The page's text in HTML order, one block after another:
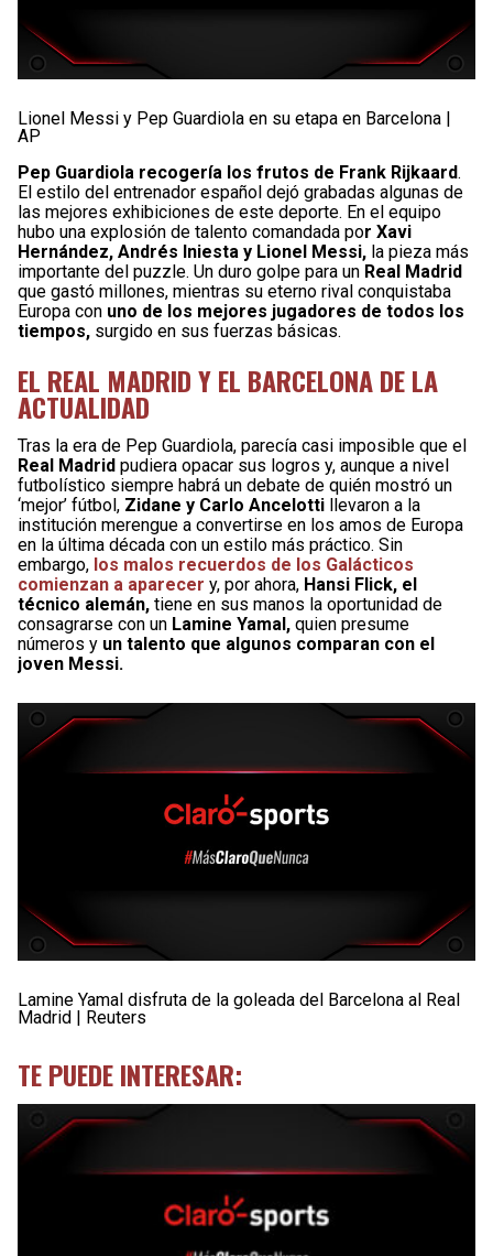
Lionel Messi y Pep Guardiola en su etapa en Barcelona |
AP
Pep Guardiola recogería los frutos de Frank Rijkaard.
El estilo del entrenador español dejó grabadas algunas de
las mejores exhibiciones de este deporte. En el equipo
hubo una explosión de talento comandada por Xavi
Hernández, Andrés Iniesta y Lionel Messi, la pieza más
importante del puzzle. Un duro golpe para un Real Madrid
que gastó millones, mientras su eterno rival conquistaba
Europa con uno de los mejores jugadores de todos los
tiempos, surgido en sus fuerzas básicas.
EL REAL MADRID Y EL BARCELONA DE LA
ACTUALIDAD
Tras la era de Pep Guardiola, parecía casi imposible que el
Real Madrid pudiera opacar sus logros y, aunque a nivel
futbolístico siempre habrá un debate de quién mostró un
‘mejor’ fútbol, Zidane y Carlo Ancelotti llevaron a la
institución merengue a convertirse en los amos de Europa
en la última década con un estilo más práctico. Sin
embargo, los malos recuerdos de los Galácticos
comienzan a aparecer y, por ahora, Hansi Flick, el
técnico alemán, tiene en sus manos la oportunidad de
consagrarse con un Lamine Yamal, quien presume
números y un talento que algunos comparan con el
joven Messi.
Lamine Yamal disfruta de la goleada del Barcelona al Real
Madrid | Reuters
TE PUEDE INTERESAR: